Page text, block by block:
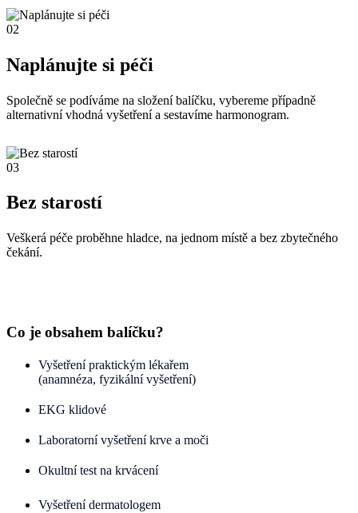
02
Naplánujte si péči
Společně se podíváme na složení balíčku, vybereme případně
alternativní vhodná vyšetření a sestavíme harmonogram.
03
Bez starostí
Veškerá péče proběhne hladce, na jednom místě a bez zbytečného
čekání.
Co je obsahem balíčku?
Vyšetření praktickým lékařem
(anamnéza, fyzikální vyšetření)
EKG klidové
Laboratorní vyšetření krve a moči
Okultní test na krvácení
Vyšetření dermatologem